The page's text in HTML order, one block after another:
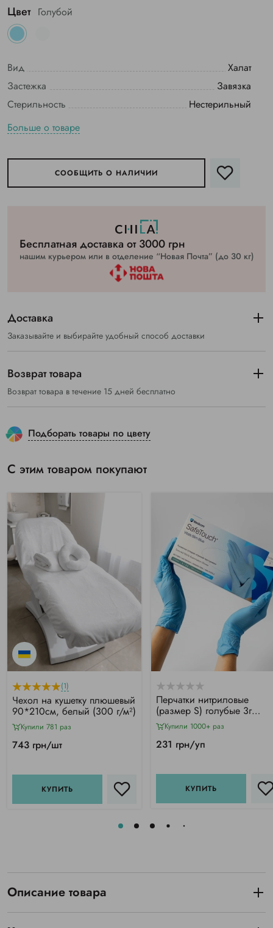
Цвет Голубой
Вид
Халат
Застежка
Завязка
Стерильность
Нестерильный
Больше о товаре
СООБЩИТЬ О НАЛИЧИИ
Бесплатная доставка от 3000 грн
нашим курьером или в отделение “Новая Почта” (до 30 кг)
Доставка
Заказывайте и выбирайте удобный способ доставки
Возврат товара
Возврат товара в течение 15 дней бесплатно
Подборать товары по цвету
С этим товаром покупают
(1)
Чехол на кушетку плюшевый
90*210см, белый (300 г/м²)
Купили 781 раз
743 грн/шт
КУПИТЬ
Перчатки нитриловые
(размер S) голубые 3г
Medicom Vitals SB, 100 шт
Купили 1000+ раз
231 грн/уп
КУПИТЬ
Описание товара